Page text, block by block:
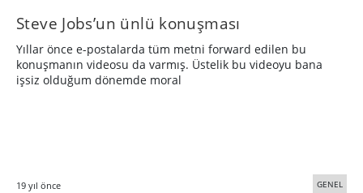
Steve Jobs’un ünlü konuşması
Yıllar önce e-postalarda tüm metni forward edilen bu
konuşmanın videosu da varmış. Üstelik bu videoyu bana
işsiz olduğum dönemde moral
19 yıl önce GENEL